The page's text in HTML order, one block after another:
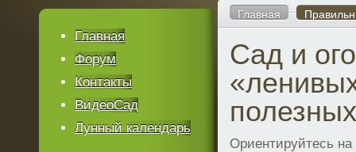
Главная
Сад и
Ориентируйтесь
Главная
Форум
Контакты
ВидеоСад
Лунный календарь